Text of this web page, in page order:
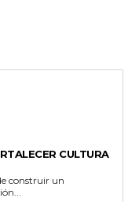
CULTURA